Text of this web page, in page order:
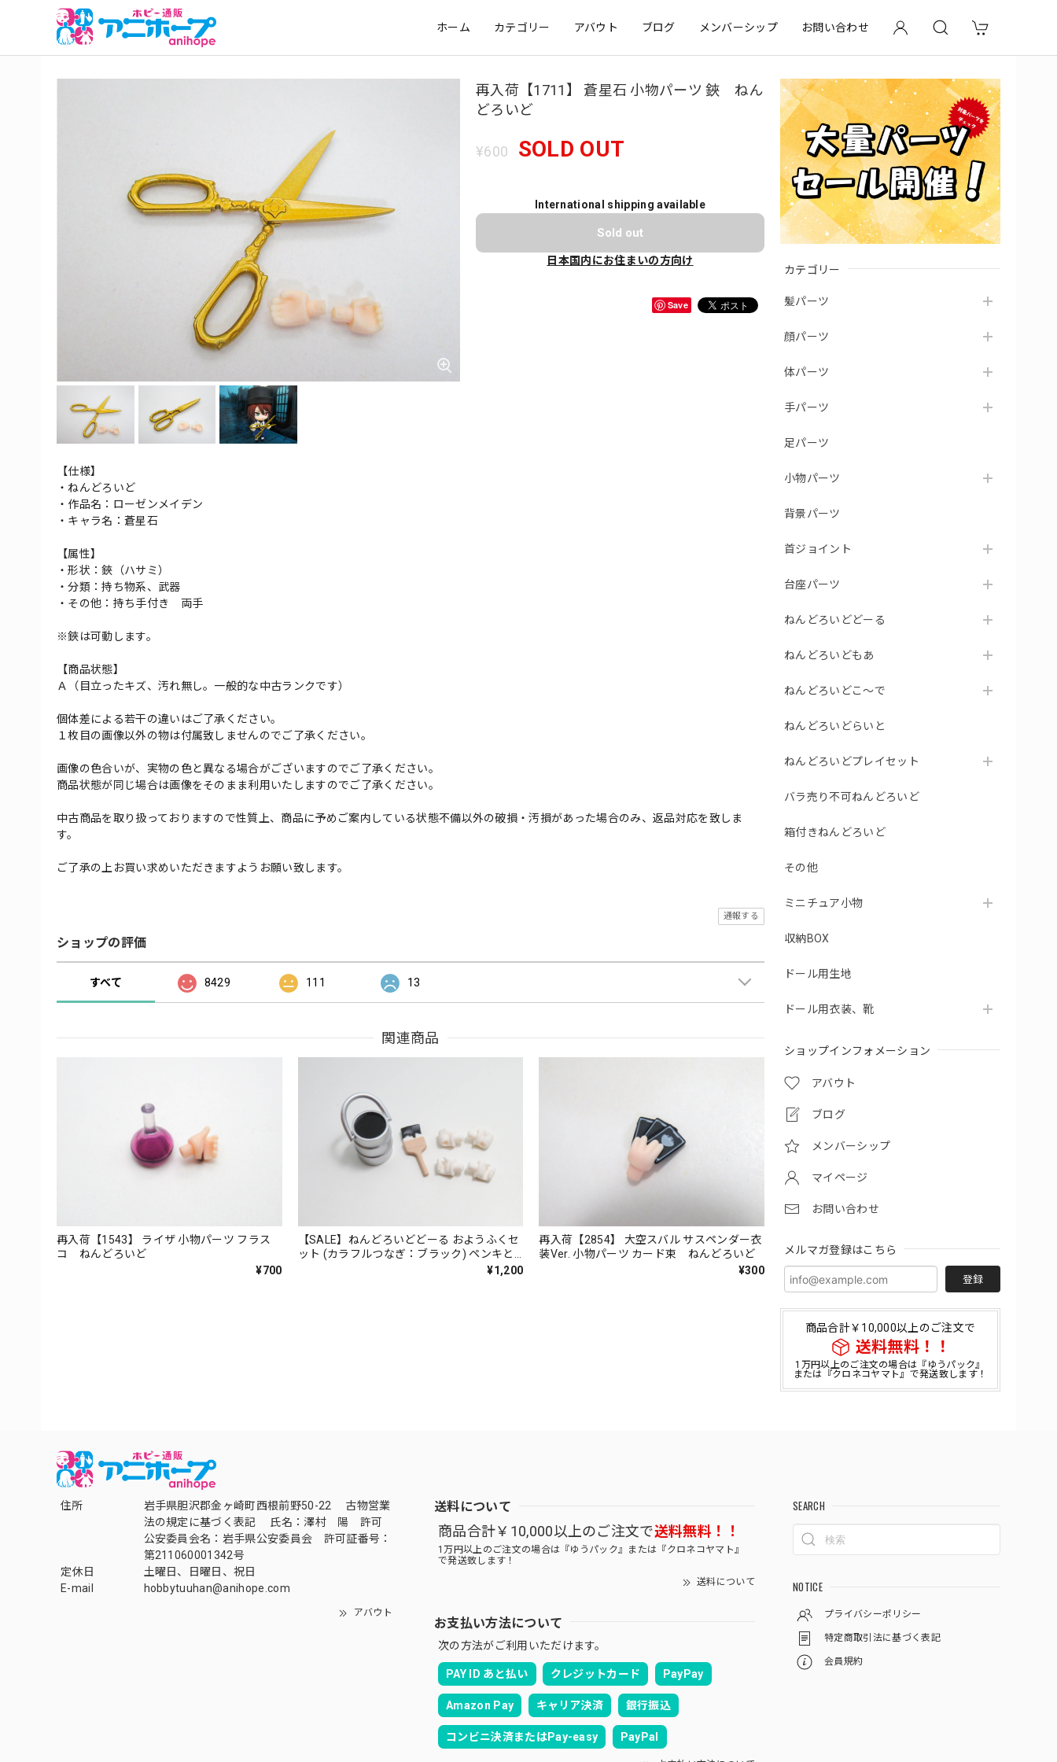
ホーム カテゴリー アバウト ブログ メンバーシップ お問い合わせ
カテゴリー
髪パーツ
顔パーツ
体パーツ
手パーツ
足パーツ
小物パーツ
背景パーツ
首ジョイント
台座パーツ
ねんどろいどどーる
ねんどろいどもあ
ねんどろいどこ～で
ねんどろいどらいと
ねんどろいどプレイセット
バラ売り不可ねんどろいど
箱付きねんどろいど
その他
ミニチュア小物
収納BOX
ドール用生地
ドール用衣装、靴
ショップインフォメーション
アバウト
ブログ
メンバーシップ
マイページ
お問い合わせ
メルマガ登録はこちら
登録
商品合計￥10,000以上のご注文で
送料無料！！
1万円以上のご注文の場合は『ゆうパック』
または『クロネコヤマト』で発送致します！
再入荷【1711】 蒼星石 小物パーツ 鋏 ねん
どろいど
¥600 SOLD OUT
International shipping available
Sold out
日本国内にお住まいの方向け
Save
【仕様】
・ねんどろいど
・作品名：ローゼンメイデン
・キャラ名：蒼星石
【属性】
・形状：鋏（ハサミ）
・分類：持ち物系、武器
・その他：持ち手付き 両手
※鋏は可動します。
【商品状態】
Ａ（目立ったキズ、汚れ無し。一般的な中古ランクです）
個体差による若干の違いはご了承ください。
１枚目の画像以外の物は付属致しませんのでご了承ください。
画像の色合いが、実物の色と異なる場合がございますのでご了承ください。
商品状態が同じ場合は画像をそのまま利用いたしますのでご了承ください。
中古商品を取り扱っておりますので性質上、商品に予めご案内している状態不備以外の破損・汚損があった場合のみ、返品対応を致しま
す。
ご了承の上お買い求めいただきますようお願い致します。
通報する
ショップの評価
すべて 8429 111 13
関連商品
再入荷【1543】 ライザ 小物パーツ フラス
コ ねんどろいど
¥700
【SALE】ねんどろいどどーる おようふくセ
ット (カラフルつなぎ：ブラック) ペンキと
¥1,200
再入荷【2854】 大空スバル サスペンダー衣
装Ver. 小物パーツ カード束 ねんどろいど
¥300
住所
岩手県胆沢郡金ヶ崎町西根前野50-22 古物営業
法の規定に基づく表記 氏名：澤村 陽 許可
公安委員会名：岩手県公安委員会 許可証番号：
第211060001342号
定休日
土曜日、日曜日、祝日
E-mail
hobbytuuhan@anihope.com
アバウト
送料について
商品合計￥10,000以上のご注文で送料無料！！
1万円以上のご注文の場合は『ゆうパック』または『クロネコヤマト』
で発送致します！
送料について
お支払い方法について
次の方法がご利用いただけます。
PAY ID あと払い クレジットカード PayPay
Amazon Pay キャリア決済 銀行振込
コンビニ決済またはPay-easy PayPal
SEARCH
NOTICE
プライバシーポリシー
特定商取引法に基づく表記
会員規約